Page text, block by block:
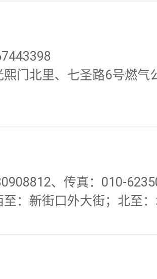
门北里、七圣路6号燃气
、传真：010-
：新街口外大街；北至